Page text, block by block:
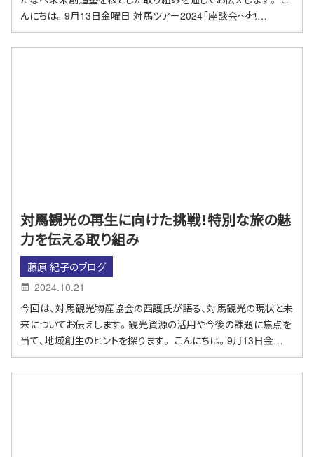
んにちは。9月13日金曜日 対馬ツアー2024「座談会～地…
対馬観光の再生に向けた挑戦！特別な旅の魅
力を伝える取り組み
藤原 紀子のブログ
2024.10.21
今回は、対馬観光物産協会の西護氏が語る、対馬観光の現状と未
来についてお伝えします。観光資源の活用や今後の課題に焦点を
当て、地域創生のヒントを探ります。 こんにちは。9月13日金…